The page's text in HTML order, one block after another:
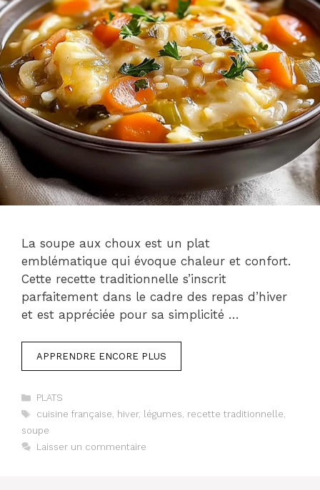
La soupe aux choux est un plat
emblématique qui évoque chaleur et confort.
Cette recette traditionnelle s’inscrit
parfaitement dans le cadre des repas d’hiver
et est appréciée pour sa simplicité …
APPRENDRE ENCORE PLUS
Catégories
PLATS
Étiquettes
cuisine française, hiver, légumes, recette traditionnelle,
soupe
Laisser un commentaire